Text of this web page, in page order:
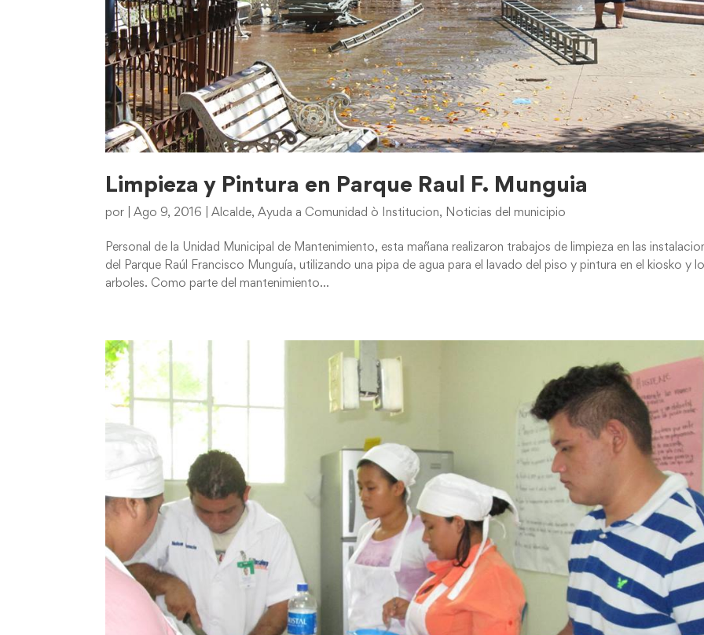
Limpieza y Pintura en Parque Raul F. Munguia
por |Ago 9, 2016 |Alcalde,Ayuda a Comunidad ò Institucion, Noticias del municipio
Personal de la Unidad Municipal de Mantenimiento, esta mañana realizaron trabajos de limpieza en las
del Parque Raúl Francisco Munguía, utilizando una pipa de agua para el lavado del piso y pintura en el kiosko y
arboles. Como parte del mantenimiento...